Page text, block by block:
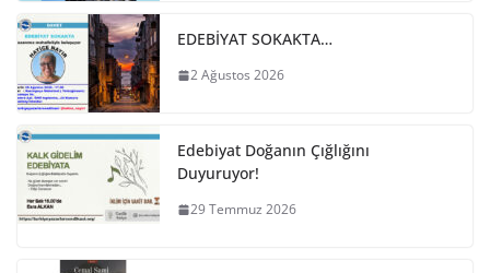
EDEBİYAT SOKAKTA…
2 Ağustos 2026
Edebiyat Doğanın Çığlığını
Duyuruyor!
29 Temmuz 2026